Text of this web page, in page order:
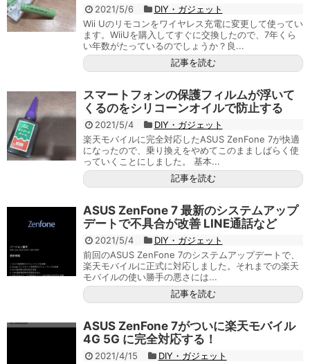
2021/5/6
DIY・ガジェット
Wii Uのリモコンをワイヤレス充電に変更して使ってい
ます。WiiUを購入してすぐに交換したので、7年くら
い年数がたっているのでしょうか？良...
記事を読む
スマートフォンの保護フィルムが浮いて
くるのをシリコーンオイルで防止する
2021/5/4
DIY・ガジェット
楽天モバイルに完全対応したASUS ZenFone 7が快適
になったので、乗り換えをやめてこのまましばらく使
っていくことにしました。 基本...
記事を読む
ASUS ZenFone 7 最新のシステムアップ
デートで不具合が改善 LINE通話など
2021/5/4
DIY・ガジェット
前回のASUS ZenFone 7のシステムアップデートで、
楽天モバイルに正式に対応しました。それまでの楽天
モバイルの使い勝手の悪さには...
記事を読む
ASUS ZenFone 7がついに楽天モバイル
4G 5G に完全対応する！
2021/4/15
DIY・ガジェット